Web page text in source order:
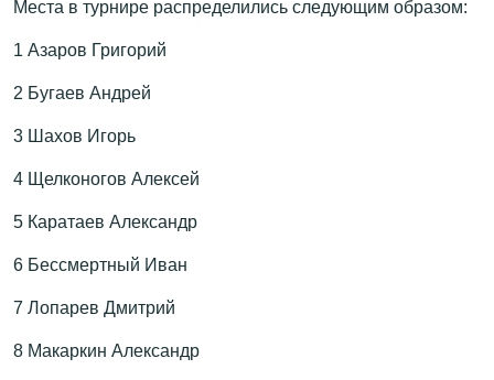
Места в турнире распределились следующим образом:
1 Азаров Григорий
2 Бугаев Андрей
3 Шахов Игорь
4 Щелконогов Алексей
5 Каратаев Александр
6 Бессмертный Иван
7 Лопарев Дмитрий
8 Макаркин Александр